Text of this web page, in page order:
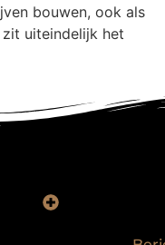
bouwen, ook als
uiteindelijk het